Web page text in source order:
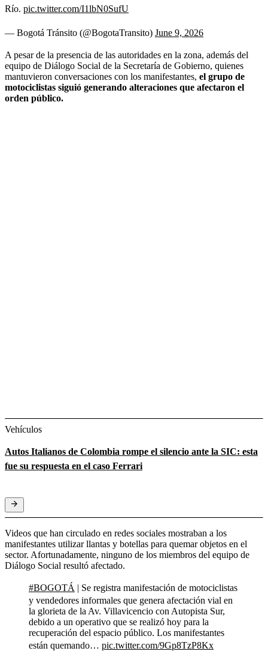
Río. pic.twitter.com/I1lbN0SufU
— Bogotá Tránsito (@BogotaTransito) June 9, 2026
A pesar de la presencia de las autoridades en la zona, además del
equipo de Diálogo Social de la Secretaría de Gobierno, quienes
mantuvieron conversaciones con los manifestantes, el grupo de
motociclistas siguió generando alteraciones que afectaron el
orden público.
Vehículos
Autos Italianos de Colombia rompe el silencio ante la SIC: esta
fue su respuesta en el caso Ferrari
Videos que han circulado en redes sociales mostraban a los
manifestantes utilizar llantas y botellas para quemar objetos en el
sector. Afortunadamente, ninguno de los miembros del equipo de
Diálogo Social resultó afectado.
#BOGOTÁ | Se registra manifestación de motociclistas
y vendedores informales que genera afectación vial en
la glorieta de la Av. Villavicencio con Autopista Sur,
debido a un operativo que se realizó hoy para la
recuperación del espacio público. Los manifestantes
están quemando… pic.twitter.com/9Gp8TzP8Kx